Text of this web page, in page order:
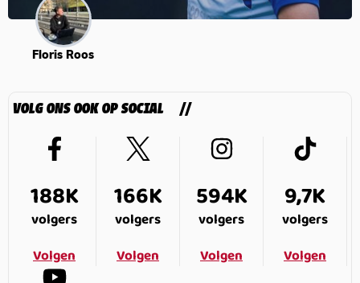
Floris Roos
VOLG ONS OOK OP SOCIAL
188K
volgers
Volgen
166K
volgers
Volgen
594K
volgers
Volgen
9,7K
volgers
Volgen